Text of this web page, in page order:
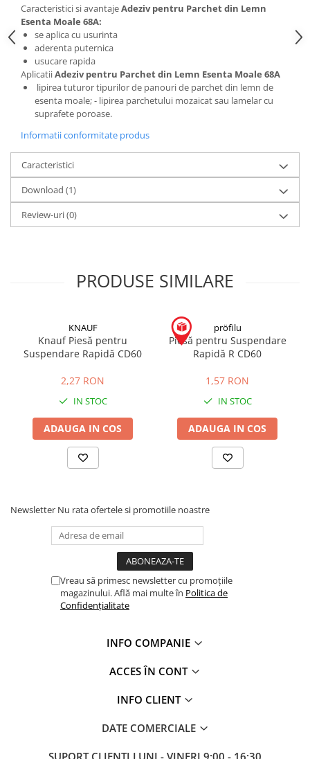
Plăci Gips Carton
Acoperiri Elastice, Textile și din
Lemn
Adezivi Acoperiri Elastice și Textile
Adezivi Parchet și Lemn
Produse pentru Curățare
Colțare Protecție
Profile Baie
Placări Ceramice și din Piatră
Profile Dilatatie
Chituri de Rosturi
Distanțiere si Pene pentru Nivelare
Etanșanți Elastici și Adezivi
Etanșanți
Fund de Rost
Benzi de Etanșare
Impermeabilizări Suprafețe
Hidroizolații Flexibile
Hidroizolații Lichide
Tencuieli și Betoane
Amorse Tencuieli
Pardoseli și Nivelare Suport
Nivelare Grosieră
Nivelare în Strat Subțire
Rașini Reparații Fisuri Șapă
Amorse și Promotori de Aderență
Profile Tencuieli și Glet
Caracteristici si avantajeAdeziv pentru Parchet din Lemn
Esenta Moale 68A:
se aplica cu usurinta
aderenta puternica
usucare rapida
AplicatiiAdeziv pentru Parchet din Lemn Esenta Moale 68A
lipirea tuturor tipurilor de panouri de parchet din lemn de
esenta moale; - lipirea parchetului mozaicat sau lamelar cu
suprafete poroase.
Informatii conformitate produs
Caracteristici
Download (1)
Review-uri(0)
PRODUSE SIMILARE
KNAUF
Knauf Piesă pentru
Suspendare Rapidă CD60
2,27 RON
IN STOC
ADAUGA IN COS
pröfilu
Piesă pentru Suspendare
Rapidă R CD60
1,57 RON
IN STOC
ADAUGA IN COS
Newsletter Nu rata ofertele si promotiile noastre
Vreau să primesc newsletter cu promoțiile
magazinului. Află mai multe în Politica de
Confidențialitate
INFO COMPANIE
ACCES ÎN CONT
INFO CLIENT
DATE COMERCIALE
SUPORT CLIENTI LUNI - VINERI 9:00 - 16:30